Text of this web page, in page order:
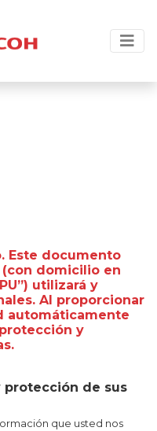
Este documento
(con domicilio en
utilizará y
Al proporcionar
automáticamente
y
protección de sus
que usted nos